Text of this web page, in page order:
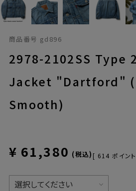
商品番号 gd896
2978-2102SS Type
Jacket "Dartford"
Smooth)
¥ 61,380 税込 [ 614 ポイン